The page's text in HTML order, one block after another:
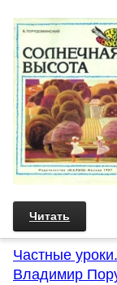
Читать
Частные
Владимир